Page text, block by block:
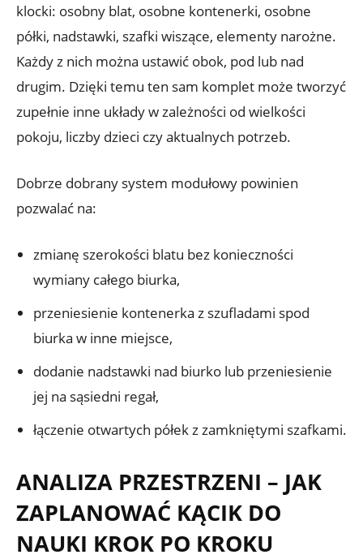
klocki: osobny blat, osobne kontenerki, osobne
półki, nadstawki, szafki wiszące, elementy narożne.
Każdy z nich można ustawić obok, pod lub nad
drugim. Dzięki temu ten sam komplet może tworzyć
zupełnie inne układy w zależności od wielkości
pokoju, liczby dzieci czy aktualnych potrzeb.
Dobrze dobrany system modułowy powinien
pozwalać na:
zmianę szerokości blatu bez konieczności
wymiany całego biurka,
przeniesienie kontenerka z szufladami spod
biurka w inne miejsce,
dodanie nadstawki nad biurko lub przeniesienie
jej na sąsiedni regał,
łączenie otwartych półek z zamkniętymi szafkami.
ANALIZA PRZESTRZENI – JAK
ZAPLANOWAĆ KĄCIK DO
NAUKI KROK PO KROKU